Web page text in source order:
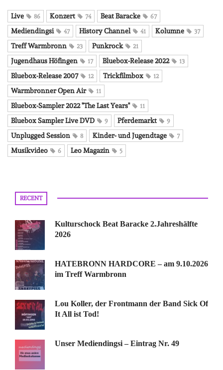
Live 86 Konzert 74 Beat Baracke 67
Mediendingsi 47 History Channel 41 Kolumne 37
Treff Warmbronn 23 Punkrock 21
Jugendhaus Höfingen 17 Bluebox-Release 2022 13
Bluebox-Release 2007 12 Trickfilmbox 12
Warmbronner Open Air 11
Bluebox-Sampler 2022 "The Last Years" 11
Bluebox Sampler Live DVD 9 Pferdemarkt 9
Unplugged Session 8 Kinder- und Jugendtage 7
Musikvideo 6 Leo Magazin 5
RECENT
Kulturschock Beat Baracke 2.Jahreshälfte
2026
HATEBRONN HARDCORE – am 9.10.2026
im Treff Warmbronn
Lou Koller, der Frontmann der Band Sick Of
It All ist Tod!
Unser Mediendingsi – Eintrag Nr. 49